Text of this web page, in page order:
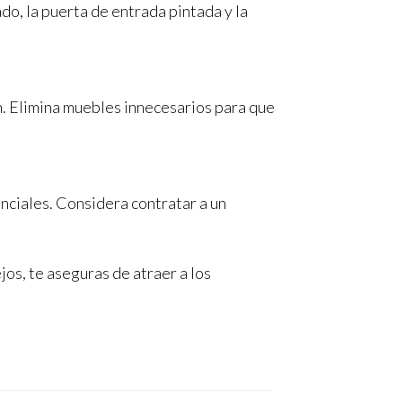
la puerta de entrada pintada y la
muebles innecesarios para que
Considera contratar a un
te aseguras de atraer a los